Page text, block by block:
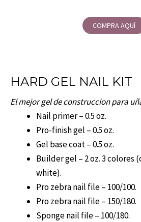
COMPRA AQUÍ
HARD GEL NAIL KIT
El mejor gel de construccion para
Nail primer – 0.5 oz.
Pro-finish gel – 0.5 oz.
Gel base coat – 0.5 oz.
Builder gel – 2 oz. 3 colores
white).
Pro zebra nail file – 100/100.
Pro zebra nail file – 150/180.
Sponge nail file – 100/180.